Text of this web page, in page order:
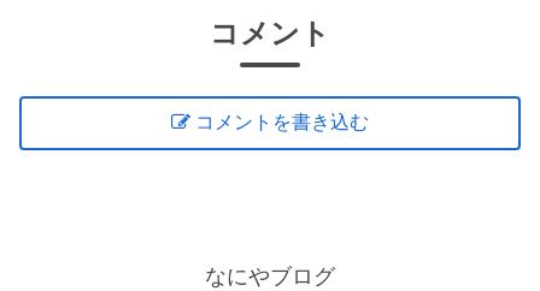
コメント
コメントを書き込む
なにやブログ